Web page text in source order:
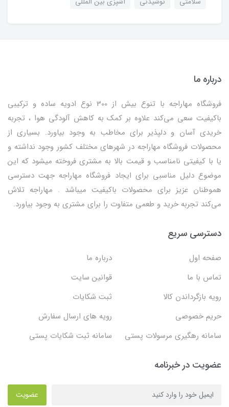
درباره ما
فروشگاه مهاراجه با تنوع بیش از 300 نوع ادویه ساده و ترکیبی
باکیفیت سعی می‌کند علاوه بر کمک به کاهش آلودگی هوا ، تجربه
خریدی آسان و دلپذیر برای مخاطب به وجود بیاورد. بسیاری از
محصولات فروشگاه مهاراجه در شهرهای مختلف کشور وجود نداشته و
یا با کیفیتی نامناسب و قیمت بالا به مشتری فروخته میشود که این
موضوع دلیل مناسبی برای ایجاد فروشگاه مهاراجه جهت دسترسی
هموطنان عزیز برای محصولات باکیفیت میباشد . مهاراجه تلاش
می‌کند تجربه خرید و طعمی متفاوت را برای مشتری به وجود بیاورد.
دسترسی سریع
صفحه اول
درباره ما
تماس با ما
قوانین سایت
رویه بازگرداندن کالا
ثبت شکایات
حریم خصوصی
رویه های ارسال سفارش
سامانه رهگیری مرسولات پستی
سامانه ثبت شکایات پستی
عضویت در خبرنامه
عضویت